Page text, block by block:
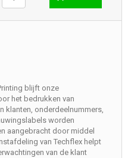
blijft onze
het bedrukken van
klanten, onderdeelnummers,
worden
aangebracht door middel
van Techflex helpt
van de klant